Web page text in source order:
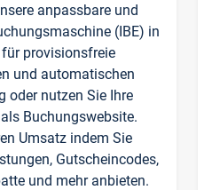
anpassbare und
(IBE) in
für provisionsfreie
und automatischen
oder nutzen Sie Ihre
Buchungswebsite.
Umsatz indem Sie
Gutscheincodes,
und mehr anbieten.